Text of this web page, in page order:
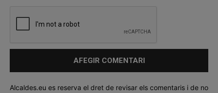
Alcaldes.eu es reserva el dret de revisar els comentaris i de no